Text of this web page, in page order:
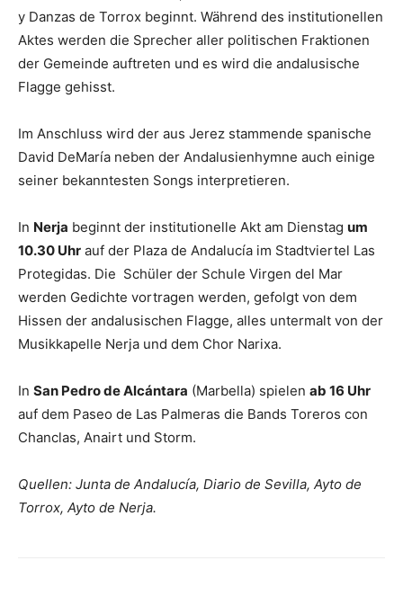
y Danzas de Torrox beginnt. Während des institutionellen
Aktes werden die Sprecher aller politischen Fraktionen
der Gemeinde auftreten und es wird die andalusische
Flagge gehisst.
Im Anschluss wird der aus Jerez stammende spanische
David DeMaría neben der Andalusienhymne auch einige
seiner bekanntesten Songs interpretieren.
In Nerja beginnt der institutionelle Akt am Dienstag um
10.30 Uhr auf der Plaza de Andalucía im Stadtviertel Las
Protegidas. Die Schüler der Schule Virgen del Mar
werden Gedichte vortragen werden, gefolgt von dem
Hissen der andalusischen Flagge, alles untermalt von der
Musikkapelle Nerja und dem Chor Narixa.
In San Pedro de Alcántara (Marbella) spielen ab 16 Uhr
auf dem Paseo de Las Palmeras die Bands Toreros con
Chanclas, Anairt und Storm.
Quellen: Junta de Andalucía, Diario de Sevilla, Ayto de
Torrox, Ayto de Nerja.